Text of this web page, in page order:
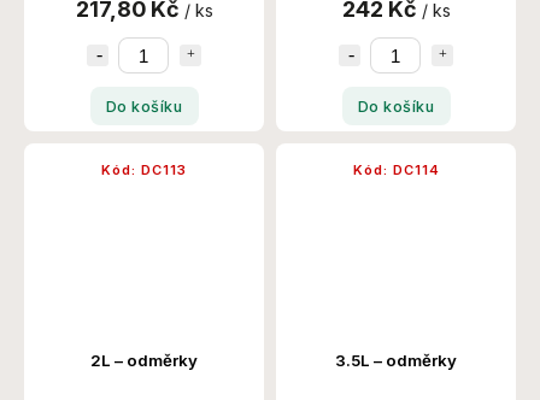
217,80 Kč / ks
Do košíku
242 Kč / ks
Do košíku
2L – odměrky
Kód: DC113
3.5L – odměrky
Kód: DC114